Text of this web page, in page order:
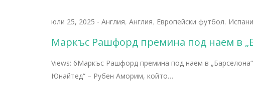
юли 25, 2025 - Англия, Англия, Европейски футбол,
Маркъс Рашфорд премина под наем в
Views: 6Маркъс Рашфорд премина под наем в
Юнайтед“ – Рубен Аморим, който…